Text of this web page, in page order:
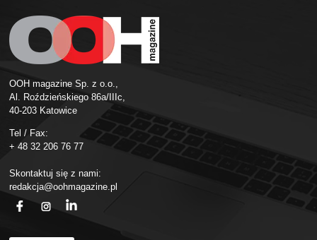
OOH magazine Sp. z o.o.,
Al. Roździeńskiego 86a/IIIc,
40-203 Katowice
Tel / Fax:
+ 48 32 206 76 77
Skontaktuj się z nami:
redakcja@oohmagazine.pl